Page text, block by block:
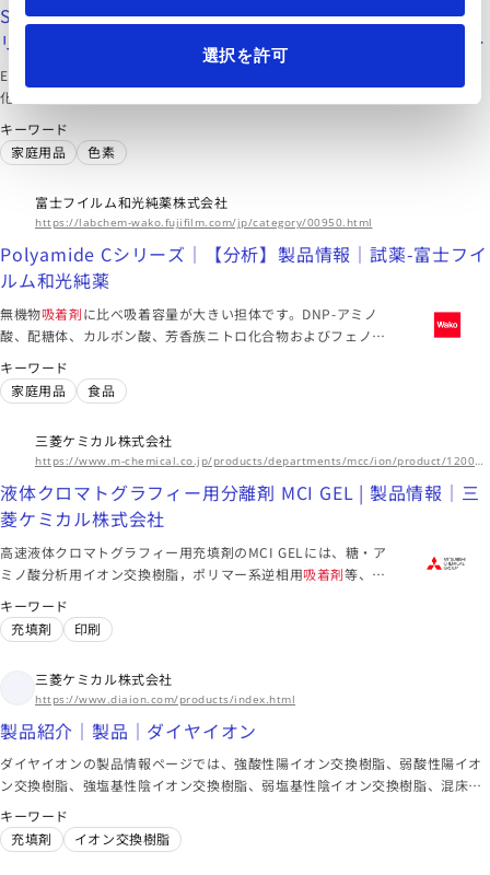
選択を許可
SiliCycle社 ラジアルフロー型吸着カートリッジ E-PAK シ
リーズ｜【合成・材料】製品情報｜試薬-富士フイルム和光
純薬
E-PAK®シリーズは、特に医薬品有効成分(API)の量産化・工業
化用に開発されたラジアルフロー吸着カートリッジです。
炭のラインアップがあり、化学反応混合物や天然物から、金属
触媒・反応副生成物・色素などの除去が可能です。SiliCycle社
ール・パイロットスケール・商業スケールそれぞれに適した流
速において高い動的吸着量を示します。有機溶媒と水溶性溶媒
の両方に使用可能で、APIの精製にご利用いただけます。
キーワード
家庭用品
色素
富士フイルム和光純薬株式会社
https://labchem-wako.fujifilm.com/jp/category/00950.html
Polyamide Cシリーズ｜【分析】製品情報｜試薬-富士フイ
ルム和光純薬
無機物吸着剤に比べ吸着容量が大きい担体です。DNP-アミノ
酸、配糖体、カルボン酸、芳香族ニトロ化合物およびフェノー
キーワード
家庭用品
食品
三菱ケミカル株式会社
https://www.m-chemical.co.jp/products/departments/mcc/ion/product/1200479_7274.html
液体クロマトグラフィー用分離剤 MCI GEL | 製品情報｜三
菱ケミカル株式会社
高速液体クロマトグラフィー用充填剤のMCI GELには、糖・ア
ミノ酸分析用イオン交換樹脂，ポリマー系逆相用吸着剤等、目
キーワード
充填剤
印刷
三菱ケミカル株式会社
https://www.diaion.com/products/index.html
製品紹介｜製品｜ダイヤイオン
ダイヤイオンの製品情報ページでは、強酸性陽イオン交換樹脂、弱酸性陽イオ
ン交換樹脂、強塩基性陰イオン交換樹脂、弱塩基性陰イオン交換樹脂、混床式
ポリッシャー用樹脂など、多彩なイオン交換樹脂製品をご紹介しています。こ
れらの製品は、水処理、超純水製造、砂糖の精製、医薬品原料や機能性食品素
材の分離精製など、さまざまな用途に対応しています。
キーワード
充填剤
イオン交換樹脂